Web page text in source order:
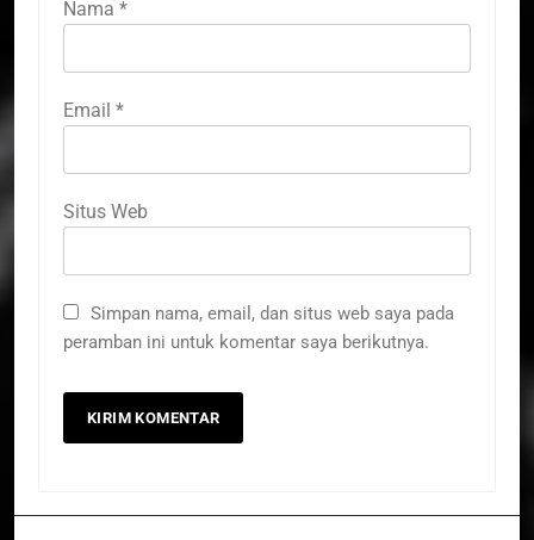
Nama *
Email *
Situs Web
Simpan nama, email, dan situs web saya pada
peramban ini untuk komentar saya berikutnya.